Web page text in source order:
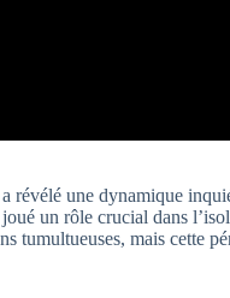
révélé une dynamique
un rôle crucial dans
tumultueuses, mais cette